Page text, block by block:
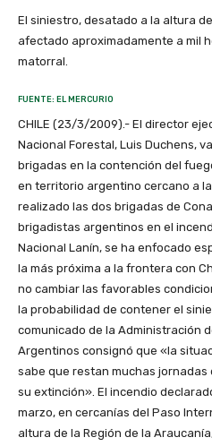
El siniestro, desatado a la altura
afectado aproximadamente a mil
matorral.
FUENTE: EL MERCURIO
CHILE (23/3/2009).- El director
Nacional Forestal, Luis Duchens,
brigadas en la contención del
en territorio argentino cercano a
realizado las dos brigadas de
brigadistas argentinos en el
Nacional Lanín, se ha enfocado
la más próxima a la frontera con
no cambiar las favorables
la probabilidad de contener el
comunicado de la Administración
Argentinos consignó que «la
sabe que restan muchas
su extinción». El incendio
marzo, en cercanías del Paso
altura de la Región de la